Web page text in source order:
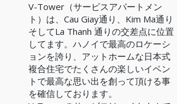
V-Tower（サービスアパートメン
ト）は、Cau Giay通り、Kim Ma通り
そしてLa Thanh 通りの交差点に位置
してます。ハノイで最高のロケーシ
ョンを誇り、アットホームな日本式
複合住宅でたくさんの楽しいイベン
トで最高な思い出を創って頂ける事
を確信しております。